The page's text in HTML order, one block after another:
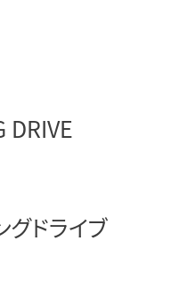
DRIVE
グドライブ